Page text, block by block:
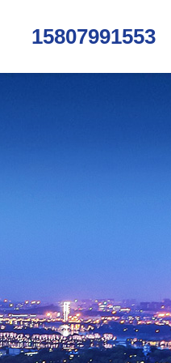
15807991553